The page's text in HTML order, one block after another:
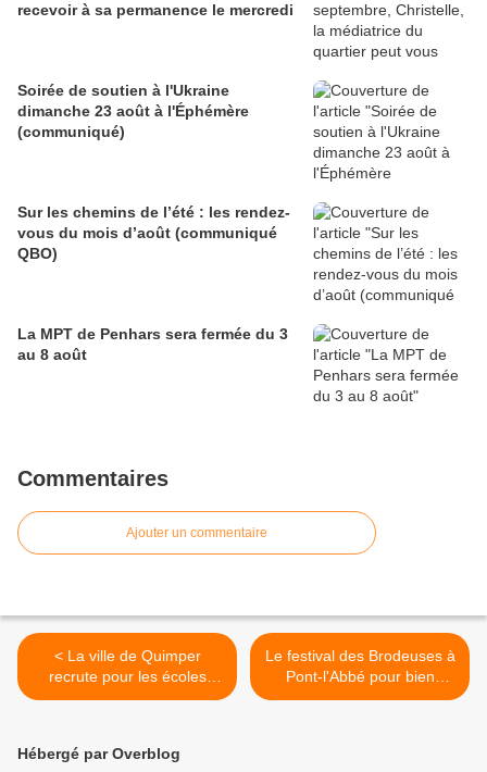
recevoir à sa permanence le mercredi
Soirée de soutien à l'Ukraine
dimanche 23 août à l'Éphémère
(communiqué)
Sur les chemins de l’été : les rendez-
vous du mois d’août (communiqué
QBO)
La MPT de Penhars sera fermée du 3
au 8 août
Commentaires
Ajouter un commentaire
< La ville de Quimper
recrute pour les écoles
publiques (communiqué)
Le festival des Brodeuses à
Pont-l'Abbé pour bien
commencer les vacances >
Hébergé par Overblog